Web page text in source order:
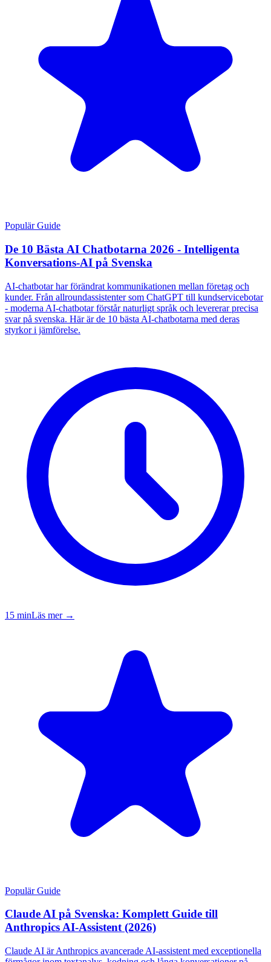
Populär Guide
De 10 Bästa AI Chatbotarna 2026 - Intelligenta
Konversations-AI på Svenska
AI-chatbotar har förändrat kommunikationen mellan företag och
kunder. Från allroundassistenter som ChatGPT till kundservicebotar
- moderna AI-chatbotar förstår naturligt språk och levererar precisa
svar på svenska. Här är de 10 bästa AI-chatbotarna med deras
styrkor i jämförelse.
15 minLäs mer →
Populär Guide
Claude AI på Svenska: Komplett Guide till
Anthropics AI-Assistent (2026)
Claude AI är Anthropics avancerade AI-assistent med exceptionella